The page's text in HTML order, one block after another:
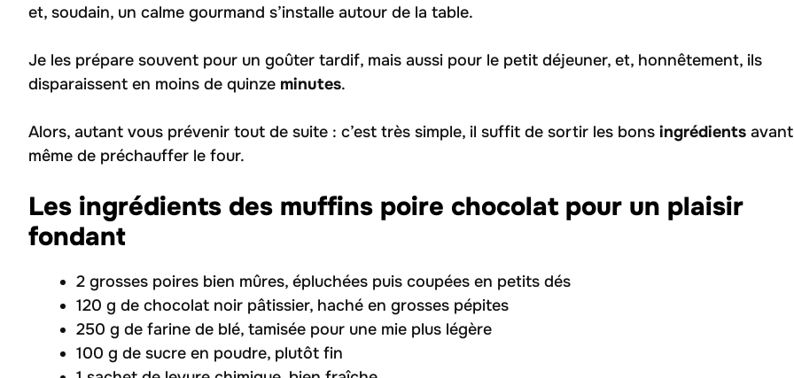
et, soudain, un calme gourmand s’installe autour de la table.
Je les prépare souvent pour un goûter tardif, mais aussi pour le petit déjeuner, et, honnêtement, ils
disparaissent en moins de quinze minutes.
Alors, autant vous prévenir tout de suite : c’est très simple, il suffit de sortir les bons ingrédients avant
même de préchauffer le four.
Les ingrédients des muffins poire chocolat pour un plaisir
fondant
2 grosses poires bien mûres, épluchées puis coupées en petits dés
120 g de chocolat noir pâtissier, haché en grosses pépites
250 g de farine de blé, tamisée pour une mie plus légère
100 g de sucre en poudre, plutôt fin